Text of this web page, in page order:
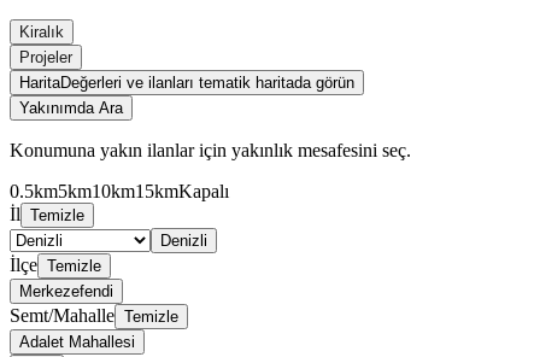
Kiralık
Projeler
HaritaDeğerleri ve ilanları tematik haritada görün
Yakınımda Ara
Konumuna yakın ilanlar için yakınlık mesafesini seç.
0.5km5km10km15kmKapalı
İl Temizle
Denizli
İlçe Temizle
Merkezefendi
Semt/Mahalle Temizle
Adalet Mahallesi